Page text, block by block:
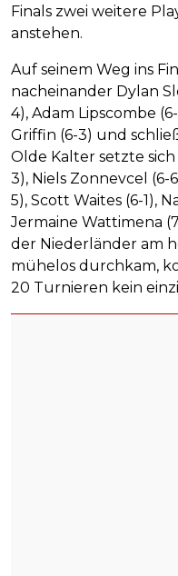
Finals zwei weitere
anstehen.
Auf seinem Weg ins
nacheinander Dylan
4), Adam Lipscombe
Griffin (6-3) und
Olde Kalter setzte
3), Niels Zonnevcel (6-
5), Scott Waites (6-1),
Jermaine Wattimena
der Niederländer am
mühelos durchkam,
20 Turnieren kein